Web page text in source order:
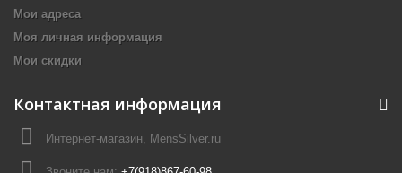
Мои адреса
Моя личная информация
Мои скидки
Контактная информация
Интернет-магазин, MensSilver.ru